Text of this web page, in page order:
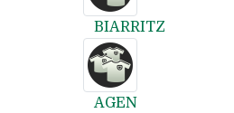
BIARRITZ
AGEN